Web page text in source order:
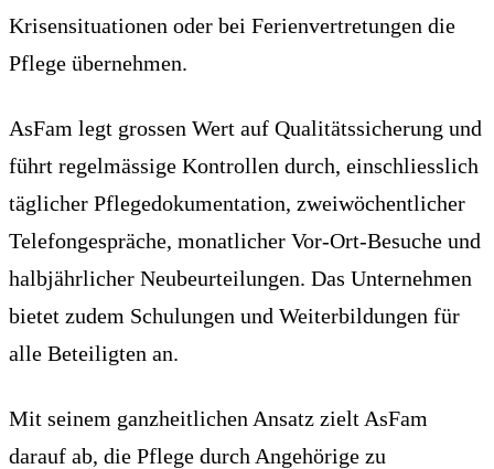
Krisensituationen oder bei Ferienvertretungen die
Pflege übernehmen.
AsFam legt grossen Wert auf Qualitätssicherung und
führt regelmässige Kontrollen durch, einschliesslich
täglicher Pflegedokumentation, zweiwöchentlicher
Telefongespräche, monatlicher Vor-Ort-Besuche und
halbjährlicher Neubeurteilungen. Das Unternehmen
bietet zudem Schulungen und Weiterbildungen für
alle Beteiligten an.
Mit seinem ganzheitlichen Ansatz zielt AsFam
darauf ab, die Pflege durch Angehörige zu